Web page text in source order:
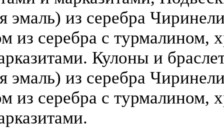
эмаль) из серебра
из серебра с турмалином,
Кулоны и
эмаль) из серебра
из серебра с турмалином,